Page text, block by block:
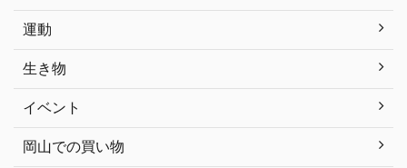
運動
生き物
イベント
岡山での買い物